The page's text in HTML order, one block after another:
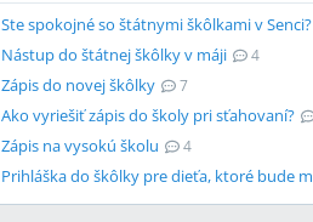
Ste spokojné so štátnymi škôlkami v Senci?
Nástup do štátnej škôlky v máji 4
Zápis do novej škôlky 7
Ako vyriešiť zápis do školy pri sťahovaní?
Zápis na vysokú školu 4